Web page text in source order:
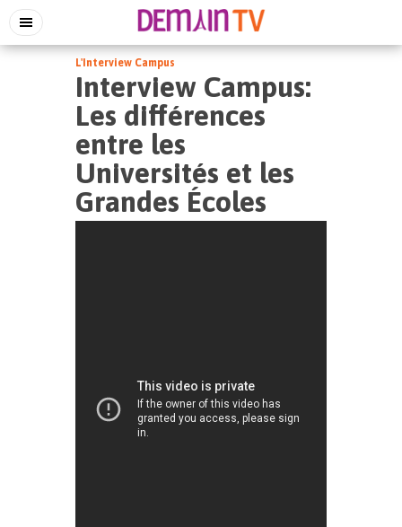
L'Interview Campus
Interview Campus:
Les différences
entre les
Universités et les
Grandes Écoles